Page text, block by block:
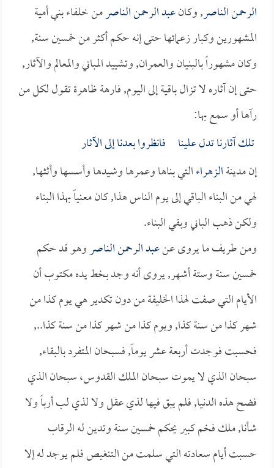
الرحمن الناصر, وكانعبد الرحمن الناصرمن خلفاء بني أمية
المشهورين وكبار زعمائها حتى إنه حكم أكثر من خمسين سنة,
وكان مشهوراً بالبنيان والعمران, وتشييد المباني والمعالم والآثار,
حتى إن آثاره لا تزال باقية إلى اليوم, فارهة ظاهرة تقول لكل من
رآها أو سمع بها:
تلك آثارنا تدل علينا فانظروا بعدنا إلى الآثار
إن مدينةالزهراءالتي بناها وعمرها وشيدها وأسسها وأثثها,
لهي من البناء الباقي إلى يوم الناس هذا, كان معنياً بهذا البناء
ولكن ذهب الباني وبقي البناء.
ومن طريف ما يروى عنعبد الرحمن الناصروهو قد حكم
خمسين سنة وستة أشهر, يروى أنه وجد بخط يده مكتوب أن
الأيام التي صفت لهذا الخليفة من دون تكدير هي يوم كذا من
شهر كذا من سنة كذا, ويوم كذا من شهر كذا من سنة كذا..,
فحسبت فوجدت أربعة عشر يوماً, فسبحان المتفرد بالبقاء,
سبحان الذي لا يموت سبحان الملك القدوس، سبحان الذي
فضح هذه الدنيا, فلم يبق فيها لذي عقل ولا لذي لب أرباً ولا
شأنا, ملك فخم كبير يحكم خمسين سنة وتدين له الرقاب
حسبت أيام سعادته التي سلمت من التنغيص فلم يوجد له إلا